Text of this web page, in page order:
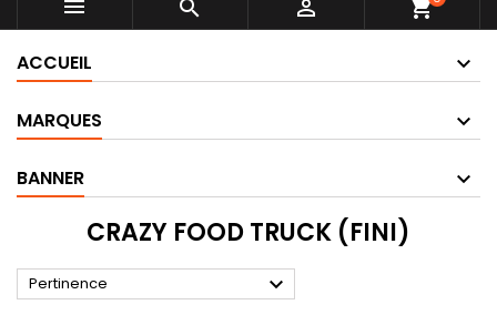
   shopping_cart
ACCUEIL
MARQUES
BANNER
CRAZY FOOD TRUCK (FINI)
Pertinence 